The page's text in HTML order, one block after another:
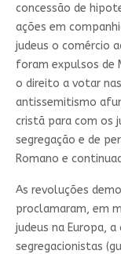
concessão de
ações em
judeus o comércio
foram expulsos de
o direito a votar
antissemitismo
cristã para com os
segregação e de
Romano e
As revoluções
proclamaram, em
judeus na Europa,
segregacionistas